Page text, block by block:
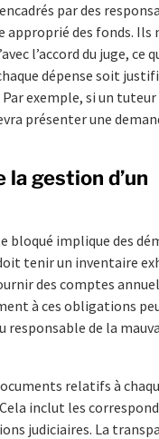
par des
des fonds. Ils
l’accord du juge, ce
dépense soit
exemple, si un
présenter une
gestion d’un
bloqué implique des
tenir un inventaire
des comptes
à ces obligations
de la
relatifs à
inclut les
judiciaires. La